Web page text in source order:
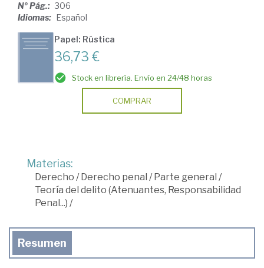
Nº Pág.: 306
Idiomas: Español
Papel: Rústica
36,73 €
Stock en librería. Envío en 24/48 horas
COMPRAR
Materias:
Derecho / Derecho penal / Parte general /
Teoría del delito (Atenuantes, Responsabilidad
Penal...) /
Resumen